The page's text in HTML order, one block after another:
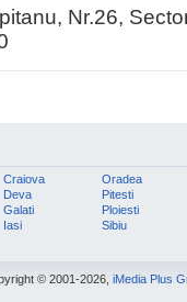
Nr.26,
Craiova
Deva
Galati
Iasi
Oradea
Pitesti
Ploiesti
Sibiu
© 2001-2026, iMedia Plus